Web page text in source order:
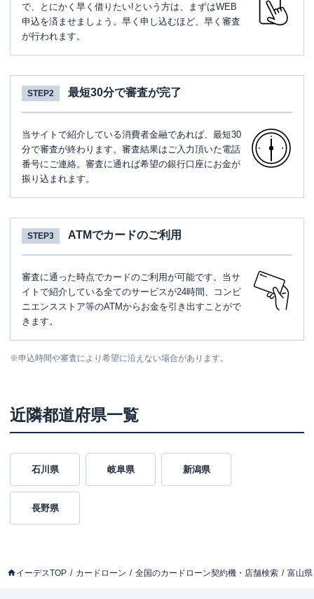
で、とにかく早く借りたい!という方は、まずはWEB
申込を済ませましょう。早く申し込むほど、早く審査
が行われます。
STEP2 最短30分で審査が完了
当サイトで紹介している消費者金融であれば、最短30
分で審査が終わります。審査結果はご入力頂いた電話
番号にご連絡。審査に通れば希望の銀行口座にお金が
振り込まれます。
STEP3 ATMでカードのご利用
審査に通った時点でカードのご利用が可能です。当サ
イトで紹介している全てのサービスが24時間、コンビ
ニエンスストア等のATMからお金を引き出すことがで
きます。
※申込時間や審査により希望に沿えない場合があります。
近隣都道府県一覧
石川県 岐阜県 新潟県
長野県
イーデスTOP カードローン 全国のカードローン契約機・店舗検索 富山県